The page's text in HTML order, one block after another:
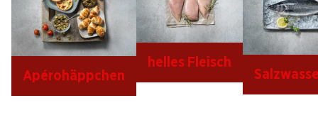
Apérohäppchen
helles Fleisch